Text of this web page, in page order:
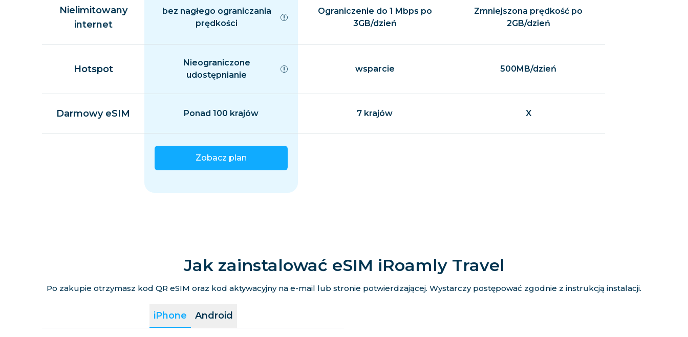
Nielimitowany
internet
bez nagłego ograniczania
prędkości
Ograniczenie do 1 Mbps po
3GB/dzień
Zmniejszona prędkość po
2GB/dzień
Hotspot
Nieograniczone
udostępnianie
wsparcie 500MB/dzień
Darmowy eSIM Ponad 100 krajów 7 krajów X
Zobacz plan
Jak zainstalować eSIM iRoamly Travel
Po zakupie otrzymasz kod QR eSIM oraz kod aktywacyjny na e-mail lub stronie potwierdzającej. Wystarczy postępować zgodnie z instrukcją instalacji.
iPhone Android